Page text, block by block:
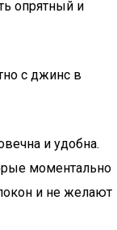
опрятный и
с джинс в
и удобна.
моментально
и не желают